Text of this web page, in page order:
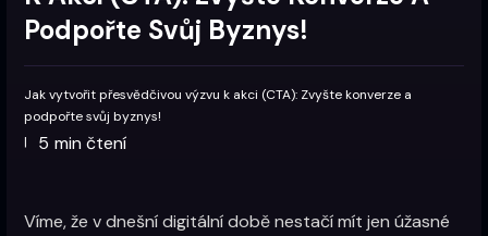
Podpořte Svůj Byznys!
Jak vytvořit přesvědčivou výzvu k akci (CTA): Zvyšte konverze a
podpořte svůj byznys!
|
5 min čtení
Víme, že v dnešní digitální době nestačí mít jen úžasné